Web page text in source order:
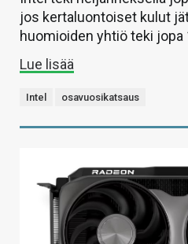
jos kertaluontoiset kulut
huomioiden yhtiö teki jopa
Lue lisää
Intel osavuosikatsaus